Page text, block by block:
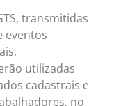
transmitidas
eventos
utilizadas
cadastrais e
no